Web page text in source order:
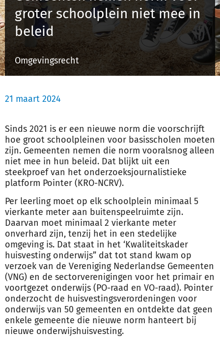
Inloggen
Registreren
groter schoolplein niet mee in
beleid
Omgevingsrecht
21 maart 2024
Sinds 2021 is er een nieuwe norm die voorschrijft
hoe groot schoolpleinen voor basisscholen moeten
zijn. Gemeenten nemen die norm vooralsnog alleen
niet mee in hun beleid. Dat blijkt uit een
steekproef van het onderzoeksjournalistieke
platform Pointer (KRO-NCRV).
Per leerling moet op elk schoolplein minimaal 5
vierkante meter aan buitenspeelruimte zijn.
Daarvan moet minimaal 2 vierkante meter
onverhard zijn, tenzij het in een stedelijke
omgeving is. Dat staat in het ‘Kwaliteitskader
huisvesting onderwijs” dat tot stand kwam op
verzoek van de Vereniging Nederlandse Gemeenten
(VNG) en de sectorverenigingen voor het primair en
voortgezet onderwijs (PO-raad en VO-raad). Pointer
onderzocht de huisvestingsverordeningen voor
onderwijs van 50 gemeenten en ontdekte dat geen
enkele gemeente die nieuwe norm hanteert bij
nieuwe onderwijshuisvesting.